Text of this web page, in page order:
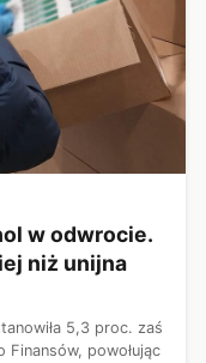
w odwrocie.
niż unijna
5,3 proc. zaś
powołując